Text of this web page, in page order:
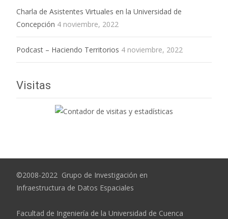
Charla de Asistentes Virtuales en la Universidad de
Concepción 4 noviembre, 2022
Podcast – Haciendo Territorios 4 noviembre, 2022
Visitas
©2008-2022 Grupo de Investigación en
Infraestructura de Datos Espaciales
Facultad de Ingeniería de la Universidad de Cuenca